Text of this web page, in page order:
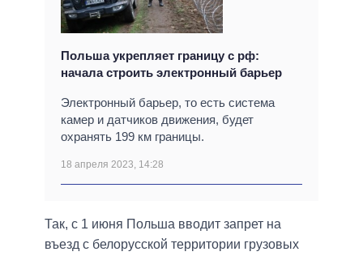
Польша укрепляет границу с рф:
начала строить электронный барьер
Электронный барьер, то есть система
камер и датчиков движения, будет
охранять 199 км границы.
18 апреля 2023, 14:28
Так, с 1 июня Польша вводит запрет на
въезд с белорусской территории грузовых